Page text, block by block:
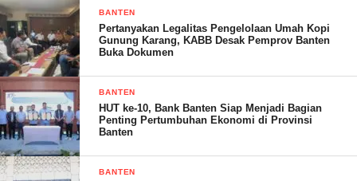
BANTEN
Pertanyakan Legalitas Pengelolaan Umah Kopi
Gunung Karang, KABB Desak Pemprov Banten
Buka Dokumen
BANTEN
HUT ke-10, Bank Banten Siap Menjadi Bagian
Penting Pertumbuhan Ekonomi di Provinsi
Banten
BANTEN